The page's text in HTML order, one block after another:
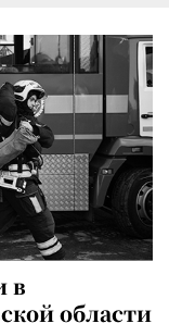
в
области